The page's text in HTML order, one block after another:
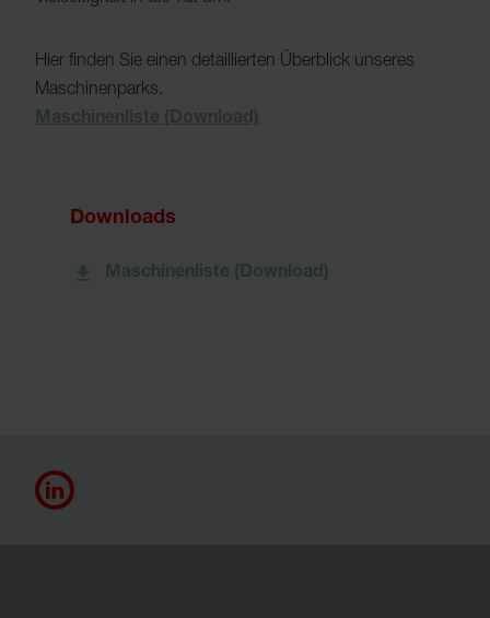
Hier finden Sie einen detaillierten Überblick unseres
Maschinenparks.
Maschinenliste (Download)
Downloads